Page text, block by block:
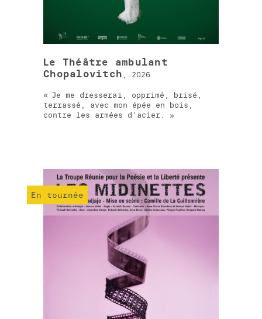
Le Théâtre ambulant
Chopalovitch , 2026
Je me dresserai, opprimé, brisé,
terrassé, avec mon épée en bois,
contre les armées d'acier.